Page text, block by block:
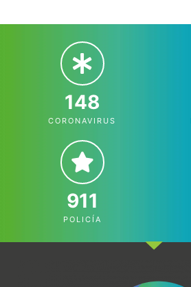
148
CORONAVIRUS
911
POLICÍA